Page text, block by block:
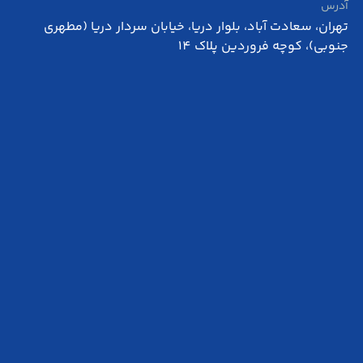
آدرس
تهران، سعادت آباد، بلوار دریا، خیابان سردار دریا (مطهری
جنوبی)، کوچه فروردین پلاک 14